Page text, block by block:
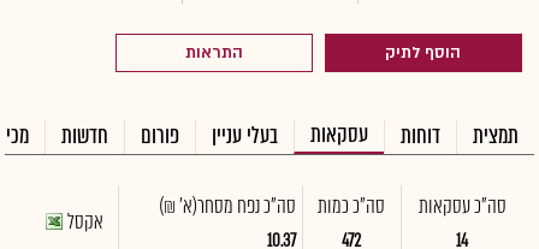
הוסף לתיק התראות
תמצית דוחות עסקאות בעלי עניין פורום חדשות
סה"כ עסקאות
14
סה"כ כמות
472
סה"כ נפח מסחר(א' ₪)
10.37
אקסל